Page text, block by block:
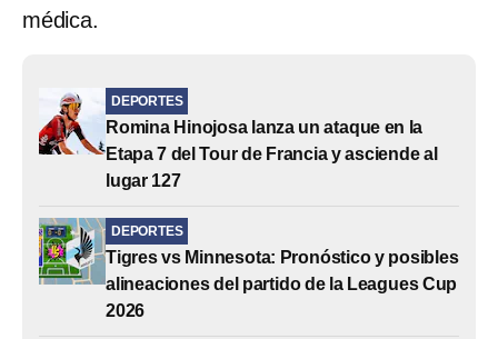
médica.
DEPORTES
Romina Hinojosa lanza un ataque en la
Etapa 7 del Tour de Francia y asciende al
lugar 127
DEPORTES
Tigres vs Minnesota: Pronóstico y posibles
alineaciones del partido de la Leagues Cup
2026